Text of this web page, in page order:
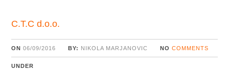
C.T.C d.o.o.
ON 06/09/2016 BY: NIKOLA MARJANOVIC NO COMMENTS
UNDER